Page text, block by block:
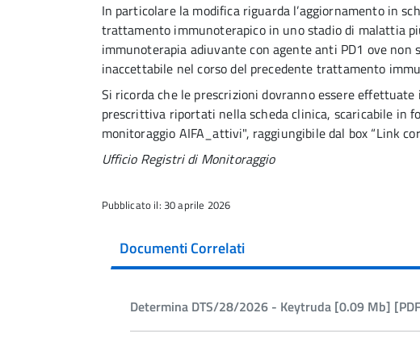
In particolare la modifica riguarda l’aggiornamento in
trattamento immunoterapico in uno stadio di malattia
immunoterapia adiuvante con agente anti PD1 ove
inaccettabile nel corso del precedente trattamento
Si ricorda che le prescrizioni dovranno essere
prescrittiva riportati nella scheda clinica, scaricabile in
monitoraggio AIFA_attivi", raggiungibile dal box “Link
Ufficio Registri di Monitoraggio
Pubblicato il: 30 aprile 2026
Documenti Correlati
Determina DTS/28/2026 - Keytruda [0.09 Mb]